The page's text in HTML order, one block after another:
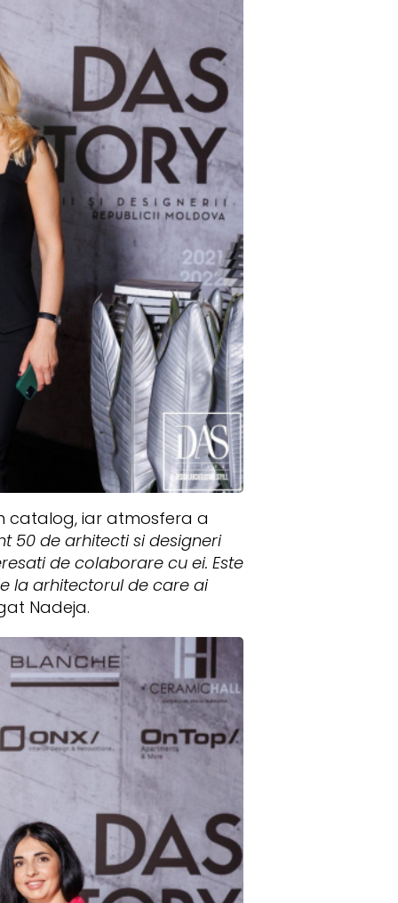
catalog, iar atmosfera a
50 de arhitecti si designeri
de colaborare cu ei. Este
la arhitectorul de care ai
Nadeja.